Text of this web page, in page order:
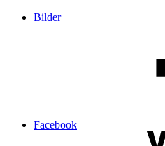
Bilder
Facebook